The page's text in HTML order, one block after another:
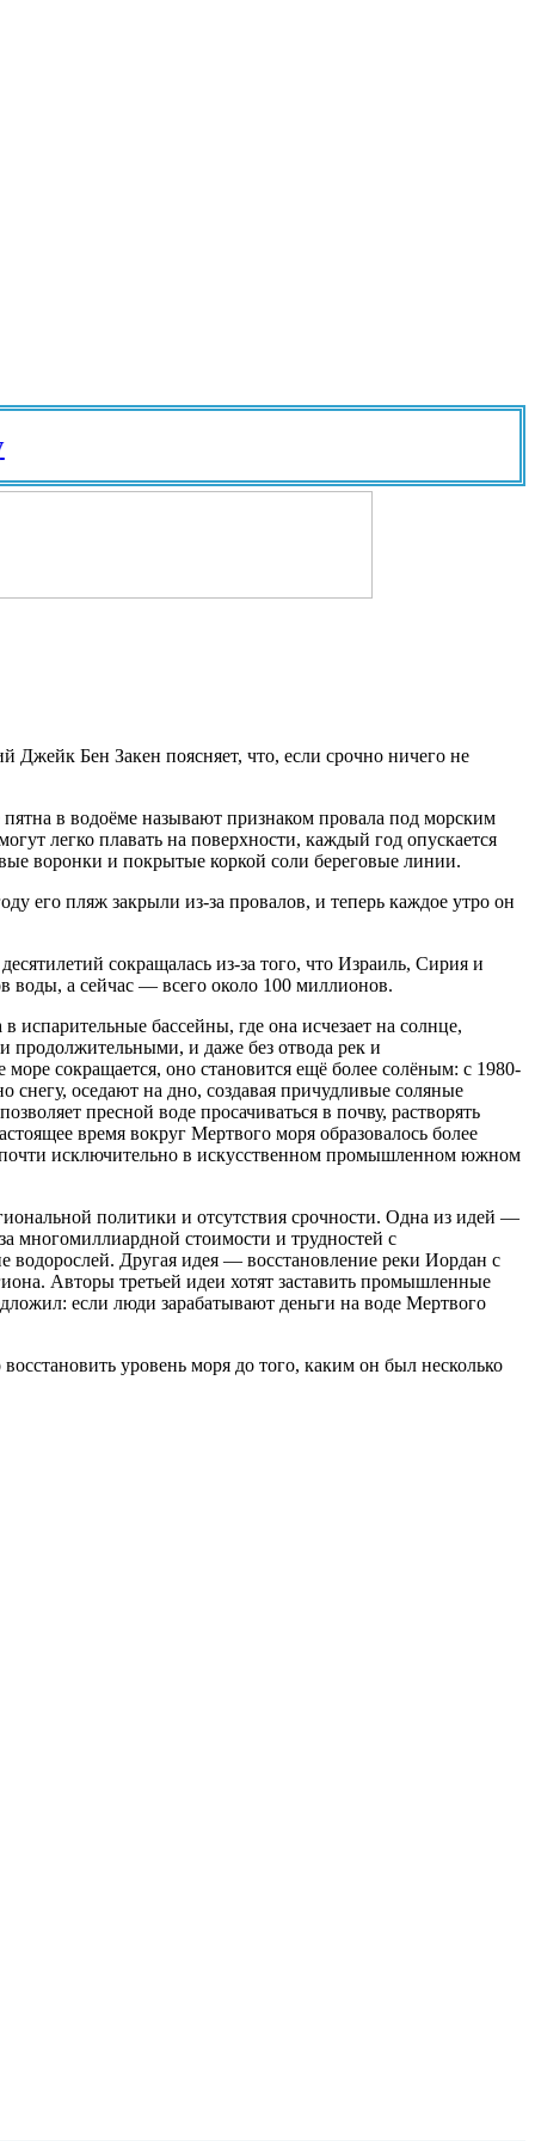
Джейк Бен Закен поясняет, что, если срочно ничего не
в водоёме называют признаком провала под морским
легко плавать на поверхности, каждый год опускается
воронки и покрытые коркой соли береговые линии.
его пляж закрыли из-за провалов, и теперь каждое утро он
сокращалась из-за того, что Израиль, Сирия и
воды, а сейчас — всего около 100 миллионов.
бассейны, где она исчезает на солнце,
продолжительными, и даже без отвода рек и
сокращается, оно становится ещё более солёным: с 1980-
снегу, оседают на дно, создавая причудливые соляные
пресной воде просачиваться в почву, растворять
время вокруг Мертвого моря образовалось более
почти исключительно в искусственном промышленном южном
политики и отсутствия срочности. Одна из идей —
многомиллиардной стоимости и трудностей с
водорослей. Другая идея — восстановление реки Иордан с
Авторы третьей идеи хотят заставить промышленные
если люди зарабатывают деньги на воде Мертвого
уровень моря до того, каким он был несколько